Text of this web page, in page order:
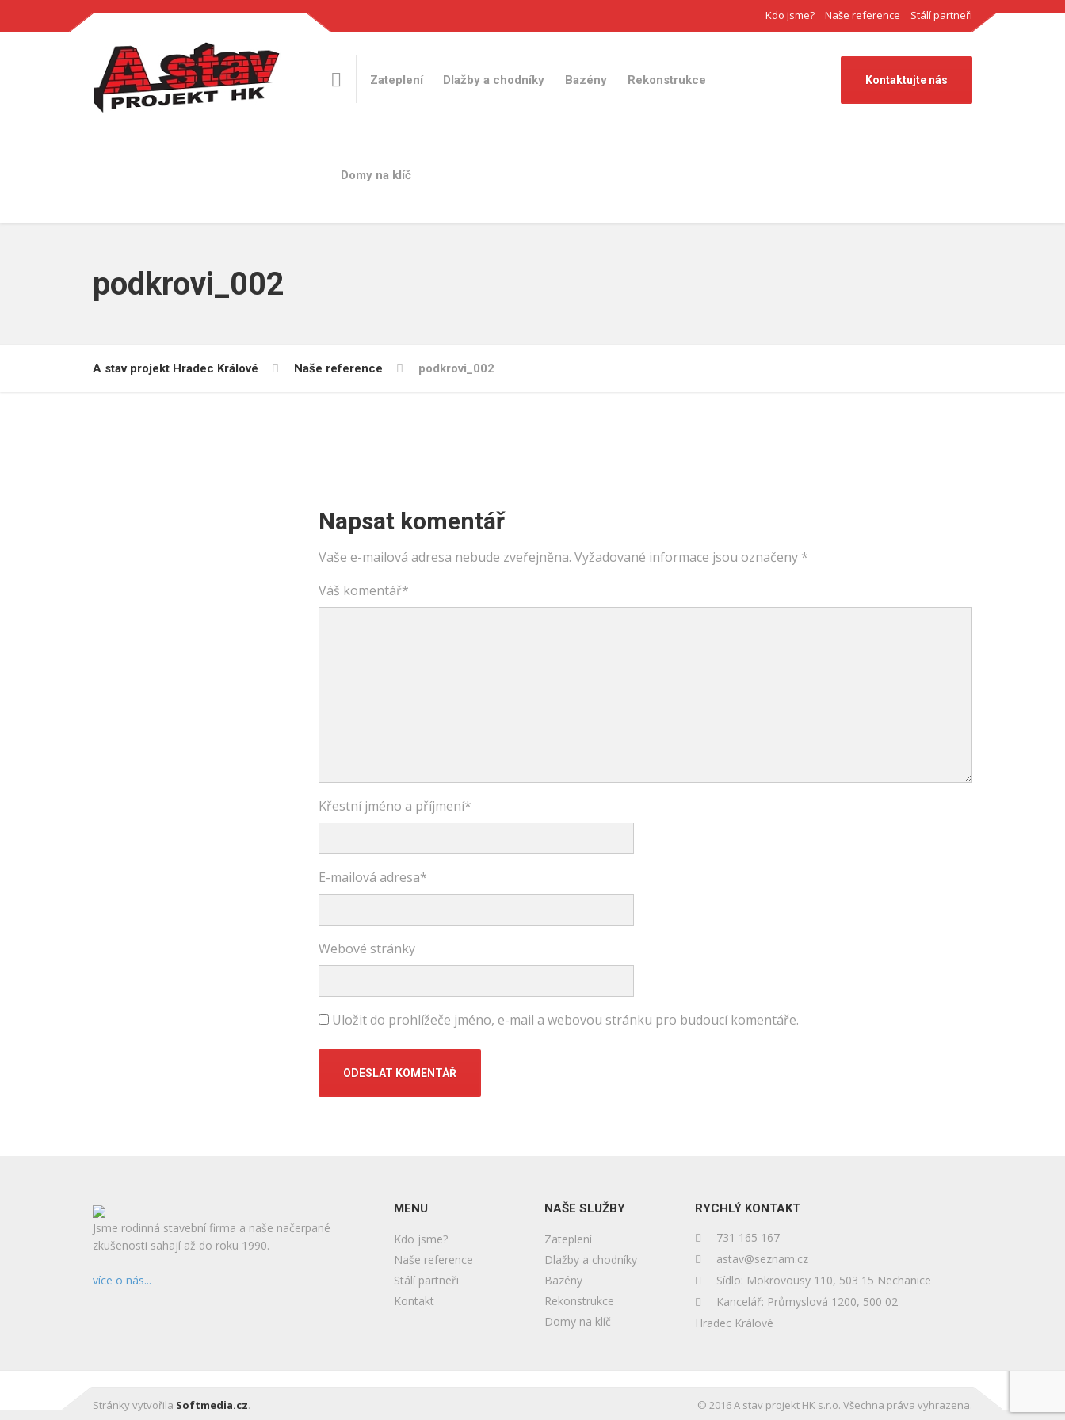
Kdo jsme? Naše reference Stálí partneři
Zateplení Dlažby a chodníky Bazény Rekonstrukce
Domy na klíč
Kontaktujte nás
podkrovi_002
A stav projekt Hradec Králové Naše reference podkrovi_002
Napsat komentář
Vaše e-mailová adresa nebude zveřejněna. Vyžadované informace jsou označeny *
Váš komentář*
Křestní jméno a příjmení*
E-mailová adresa*
Webové stránky
Uložit do prohlížeče jméno, e-mail a webovou stránku pro budoucí komentáře.
Jsme rodinná stavební firma a naše načerpané
zkušenosti sahají až do roku 1990.
více o nás...
MENU
Kdo jsme?
Naše reference
Stálí partneři
Kontakt
NAŠE SLUŽBY
Zateplení
Dlažby a chodníky
Bazény
Rekonstrukce
Domy na klíč
RYCHLÝ KONTAKT
731 165 167
astav@seznam.cz
Sídlo: Mokrovousy 110, 503 15 Nechanice
Kancelář: Průmyslová 1200, 500 02
Hradec Králové
Stránky vytvořila Softmedia.cz. © 2016 A stav projekt HK s.r.o. Všechna práva vyhrazena.